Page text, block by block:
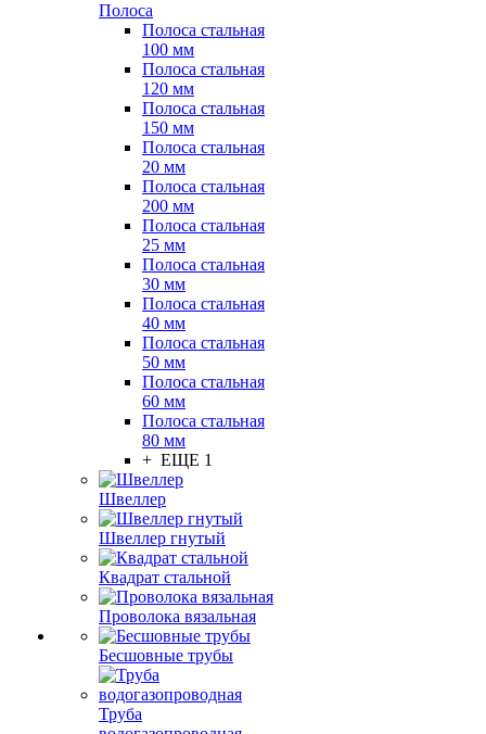
Полоса
Полоса стальная
100 мм
Полоса стальная
120 мм
Полоса стальная
150 мм
Полоса стальная
20 мм
Полоса стальная
200 мм
Полоса стальная
25 мм
Полоса стальная
30 мм
Полоса стальная
40 мм
Полоса стальная
50 мм
Полоса стальная
60 мм
Полоса стальная
80 мм
+ ЕЩЕ 1
Швеллер
Швеллер гнутый
Квадрат стальной
Проволока вязальная
Бесшовные трубы
Труба